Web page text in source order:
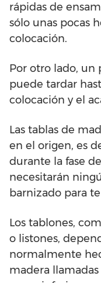
rápidas de
sólo unas pocas
colocación.
Por otro lado, un
puede tardar
colocación y el
Las tablas de
en el origen, es
durante la fase
necesitarán
barnizado para
Los tablones,
o listones,
normalmente
madera